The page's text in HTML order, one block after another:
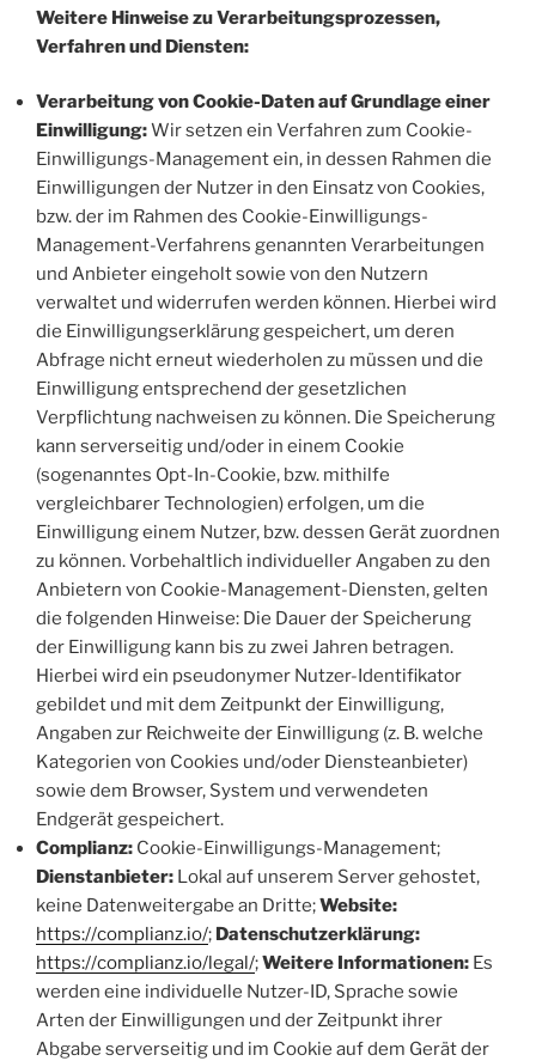
Weitere Hinweise zu Verarbeitungsprozessen,
Verfahren und Diensten:
Verarbeitung von Cookie-Daten auf Grundlage einer
Einwilligung:Wir setzen ein Verfahren zum Cookie-
Einwilligungs-Management ein, in dessen Rahmen die
Einwilligungen der Nutzer in den Einsatz von Cookies,
bzw. der im Rahmen des Cookie-Einwilligungs-
Management-Verfahrens genannten Verarbeitungen
und Anbieter eingeholt sowie von den Nutzern
verwaltet und widerrufen werden können. Hierbei wird
die Einwilligungserklärung gespeichert, um deren
Abfrage nicht erneut wiederholen zu müssen und die
Einwilligung entsprechend der gesetzlichen
Verpflichtung nachweisen zu können. Die Speicherung
kann serverseitig und/oder in einem Cookie
(sogenanntes Opt-In-Cookie, bzw. mithilfe
vergleichbarer Technologien) erfolgen, um die
Einwilligung einem Nutzer, bzw. dessen Gerät zuordnen
zu können. Vorbehaltlich individueller Angaben zu den
Anbietern von Cookie-Management-Diensten, gelten
die folgenden Hinweise: Die Dauer der Speicherung
der Einwilligung kann bis zu zwei Jahren betragen.
Hierbei wird ein pseudonymer Nutzer-Identifikator
gebildet und mit dem Zeitpunkt der Einwilligung,
Angaben zur Reichweite der Einwilligung (z. B. welche
Kategorien von Cookies und/oder Diensteanbieter)
sowie dem Browser, System und verwendeten
Endgerät gespeichert.
Complianz: Cookie-Einwilligungs-Management;
Dienstanbieter: Lokal auf unserem Server gehostet,
keine Datenweitergabe an Dritte;Website:
https://complianz.io/; Datenschutzerklärung:
https://complianz.io/legal/;Weitere Informationen: Es
werden eine individuelle Nutzer-ID, Sprache sowie
Arten der Einwilligungen und der Zeitpunkt ihrer
Abgabe serverseitig und im Cookie auf dem Gerät der